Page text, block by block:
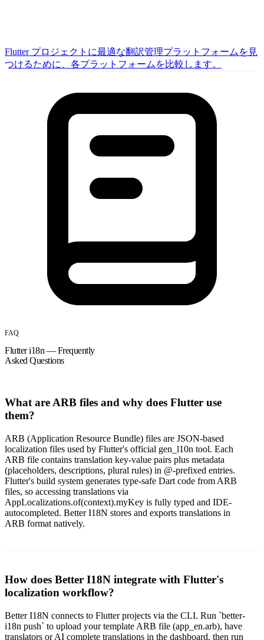
Flutter プロジェクトに最適な翻訳管理プラットフォームを見
つけるために、各プラットフォームを比較します。
FAQ
Flutter i18n — Frequently
Asked Questions
What are ARB files and why does Flutter use
them?
ARB (Application Resource Bundle) files are JSON-based
localization files used by Flutter's official gen_l10n tool. Each
ARB file contains translation key-value pairs plus metadata
(placeholders, descriptions, plural rules) in @-prefixed entries.
Flutter's build system generates type-safe Dart code from ARB
files, so accessing translations via
AppLocalizations.of(context).myKey is fully typed and IDE-
autocompleted. Better I18N stores and exports translations in
ARB format natively.
How does Better I18N integrate with Flutter's
localization workflow?
Better I18N connects to Flutter projects via the CLI. Run `better-
i18n push` to upload your template ARB file (app_en.arb), have
translators or AI complete translations in the dashboard, then run